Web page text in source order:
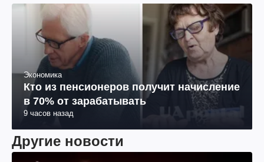
Экономика
Кто из пенсионеров получит начисление
в 70% от зарабатывать
9 часов назад
Другие новости